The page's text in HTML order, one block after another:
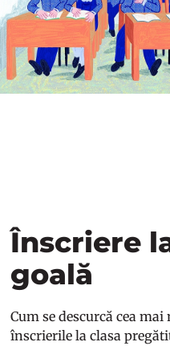
Înscriere
goală
Cum se descurcă cea
înscrierile la clasa